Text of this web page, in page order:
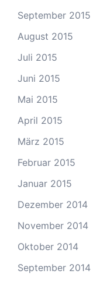
September 2015
August 2015
Juli 2015
Juni 2015
Mai 2015
April 2015
März 2015
Februar 2015
Januar 2015
Dezember 2014
November 2014
Oktober 2014
September 2014